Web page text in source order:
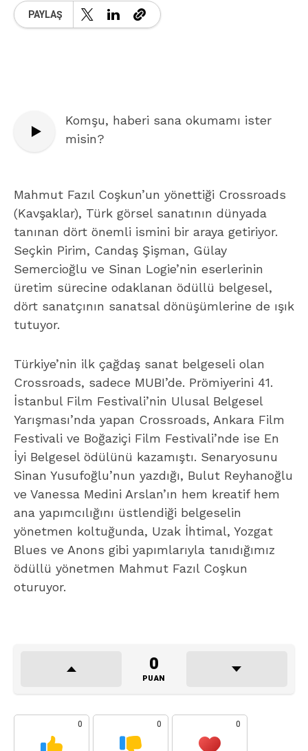
PAYLAŞ
Komşu, haberi sana okumamı ister
misin?
Mahmut Fazıl Coşkun’un yönettiği Crossroads
(Kavşaklar), Türk görsel sanatının dünyada
tanınan dört önemli ismini bir araya getiriyor.
Seçkin Pirim, Candaş Şişman, Gülay
Semercioğlu ve Sinan Logie’nin eserlerinin
üretim sürecine odaklanan ödüllü belgesel,
dört sanatçının sanatsal dönüşümlerine de ışık
tutuyor.
Türkiye’nin ilk çağdaş sanat belgeseli olan
Crossroads, sadece MUBI’de. Prömiyerini 41.
İstanbul Film Festivali’nin Ulusal Belgesel
Yarışması’nda yapan Crossroads, Ankara Film
Festivali ve Boğaziçi Film Festivali’nde ise En
İyi Belgesel ödülünü kazamıştı. Senaryosunu
Sinan Yusufoğlu’nun yazdığı, Bulut Reyhanoğlu
ve Vanessa Medini Arslan’ın hem kreatif hem
ana yapımcılığını üstlendiği belgeselin
yönetmen koltuğunda, Uzak İhtimal, Yozgat
Blues ve Anons gibi yapımlarıyla tanıdığımız
ödüllü yönetmen Mahmut Fazıl Coşkun
oturuyor.
0
PUAN
0 0 0